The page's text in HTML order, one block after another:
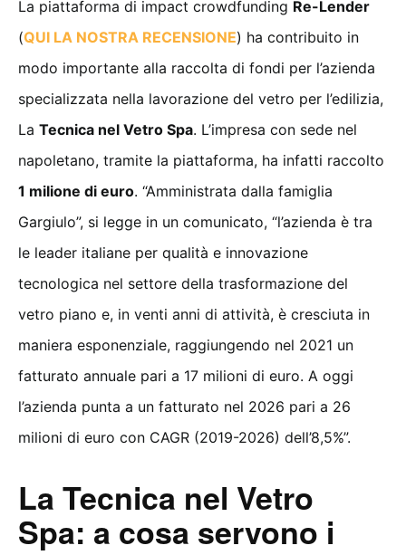
La piattaforma di impact crowdfunding Re-Lender
(QUI LA NOSTRA RECENSIONE) ha contribuito in
modo importante alla raccolta di fondi per l’azienda
specializzata nella lavorazione del vetro per l’edilizia,
La Tecnica nel Vetro Spa. L’impresa con sede nel
napoletano, tramite la piattaforma, ha infatti raccolto
1 milione di euro. “Amministrata dalla famiglia
Gargiulo”, si legge in un comunicato, “l’azienda è tra
le leader italiane per qualità e innovazione
tecnologica nel settore della trasformazione del
vetro piano e, in venti anni di attività, è cresciuta in
maniera esponenziale, raggiungendo nel 2021 un
fatturato annuale pari a 17 milioni di euro. A oggi
l’azienda punta a un fatturato nel 2026 pari a 26
milioni di euro con CAGR (2019-2026) dell’8,5%”.
La Tecnica nel Vetro
Spa: a cosa servono i